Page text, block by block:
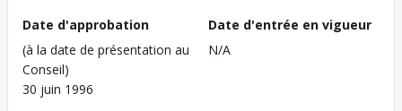
Date d'approbation
(à la date de présentation au
Conseil)
30 juin 1996
Date d'entrée en vigueur
N/A